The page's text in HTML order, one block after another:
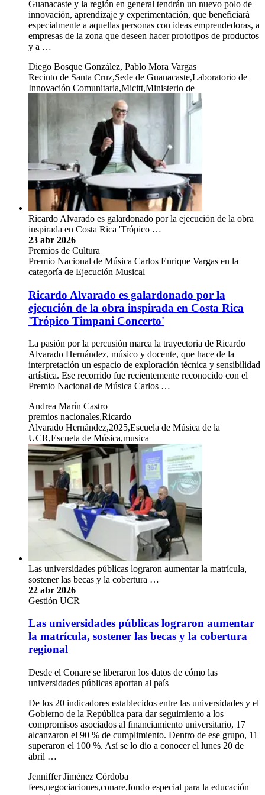
Guanacaste y la región en general tendrán un nuevo polo de
innovación, aprendizaje y experimentación, que beneficiará
especialmente a aquellas personas con ideas emprendedoras, a
empresas de la zona que deseen hacer prototipos de productos
y a …
Diego Bosque González, Pablo Mora Vargas
Recinto de Santa Cruz,Sede de Guanacaste,Laboratorio de
Innovación Comunitaria,Micitt,Ministerio de
Ricardo Alvarado es galardonado por la ejecución de la obra
inspirada en Costa Rica 'Trópico …
23 abr 2026
Premios de Cultura
Premio Nacional de Música Carlos Enrique Vargas en la
categoría de Ejecución Musical
Ricardo Alvarado es galardonado por la
ejecución de la obra inspirada en Costa Rica
'Trópico Timpani Concerto'
La pasión por la percusión marca la trayectoria de Ricardo
Alvarado Hernández, músico y docente, que hace de la
interpretación un espacio de exploración técnica y sensibilidad
artística. Ese recorrido fue recientemente reconocido con el
Premio Nacional de Música Carlos …
Andrea Marín Castro
premios nacionales,Ricardo
Alvarado Hernández,2025,Escuela de Música de la
UCR,Escuela de Música,musica
Las universidades públicas lograron aumentar la matrícula,
sostener las becas y la cobertura …
22 abr 2026
Gestión UCR
Las universidades públicas lograron aumentar
la matrícula, sostener las becas y la cobertura
regional
Desde el Conare se liberaron los datos de cómo las
universidades públicas aportan al país
De los 20 indicadores establecidos entre las universidades y el
Gobierno de la República para dar seguimiento a los
compromisos asociados al financiamiento universitario, 17
alcanzaron el 90 % de cumplimiento. Dentro de ese grupo, 11
superaron el 100 %. Así se lo dio a conocer el lunes 20 de
abril …
Jenniffer Jiménez Córdoba
fees,negociaciones,conare,fondo especial para la educación